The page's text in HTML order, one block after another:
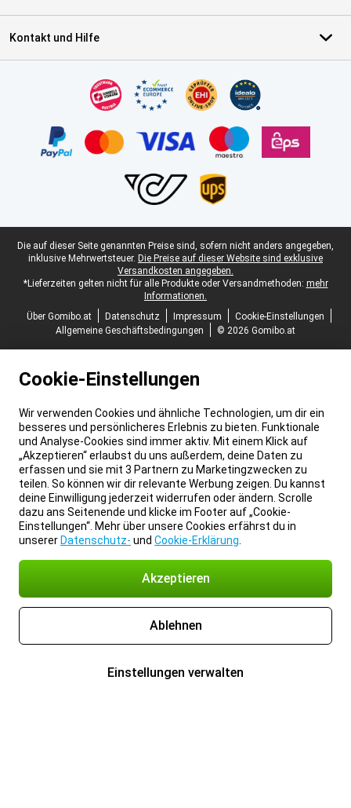
Kontakt und Hilfe
Juristische Fußzeile
Die auf dieser Seite genannten Preise sind, sofern nicht anders angegeben,
inklusive Mehrwertsteuer. Die Preise auf dieser Website sind exklusive
Versandkosten angegeben.
*Lieferzeiten gelten nicht für alle Produkte oder Versandmethoden: mehr
Informationen.
Über Gomibo.at
Datenschutz Impressum
Cookie-Einstellungen
Allgemeine Geschäftsbedingungen
© 2026 Gomibo.at
Cookie-Einstellungen
Wir verwenden Cookies und ähnliche Technologien, um dir ein
besseres und persönlicheres Erlebnis zu bieten. Funktionale
und Analyse-Cookies sind immer aktiv. Mit einem Klick auf
„Akzeptieren“ erlaubst du uns außerdem, deine Daten zu
erfassen und sie mit 3 Partnern zu Marketingzwecken zu
teilen. So können wir dir relevante Werbung zeigen. Du kannst
deine Einwilligung jederzeit widerrufen oder ändern. Scrolle
dazu ans Seitenende und klicke im Footer auf „Cookie-
Einstellungen“. Mehr über unsere Cookies erfährst du in
unserer Datenschutz- und Cookie-Erklärung
Akzeptieren
Ablehnen
Einstellungen verwalten